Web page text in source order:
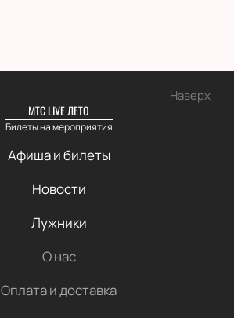
Наверх
МТС LIVE ЛЕТО
Билеты на мероприятия
Афиша и билеты
Новости
Лужники
О нас
Оплата и доставка